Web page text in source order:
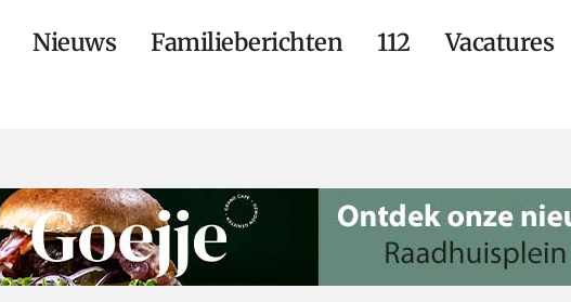
Nieuws Familieberichten 112 Vacatures